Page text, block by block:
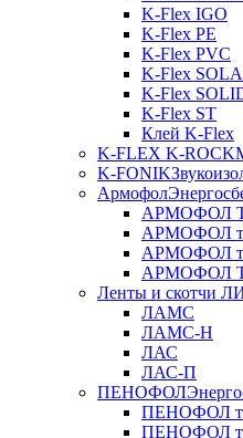
K-Flex IGO
K-Flex PE
K-Flex PVC
K-Flex
K-Flex
K-Flex ST
Клей K-Flex
K-FLEX K-ROCK
K-FONIK
Армофол
АРМОФОЛ
АРМОФОЛ
АРМОФОЛ
АРМОФОЛ
Ленты и скотчи
ЛАМС
ЛАМС-Н
ЛАС
ЛАС-П
ПЕНОФОЛ
ПЕНОФОЛ
ПЕНОФОЛ